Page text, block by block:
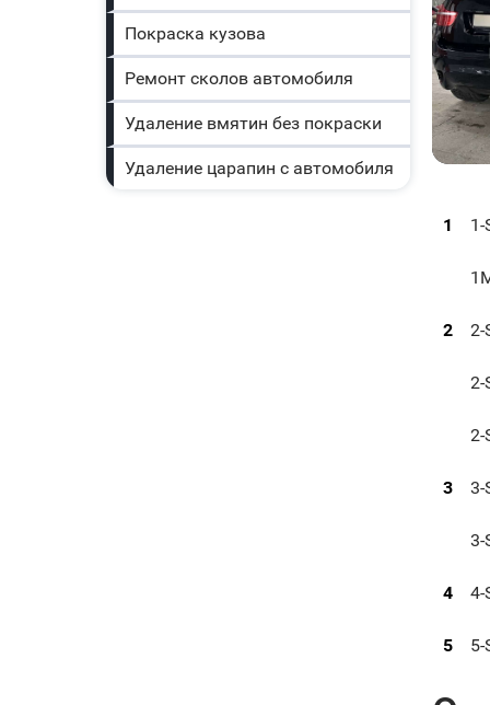
1 1-
2 2-
2-
2-
3 3-
3-
4 4-
5 5-
Покраска кузова
Ремонт сколов автомобиля
Удаление вмятин без покраски
Удаление царапин с автомобиля